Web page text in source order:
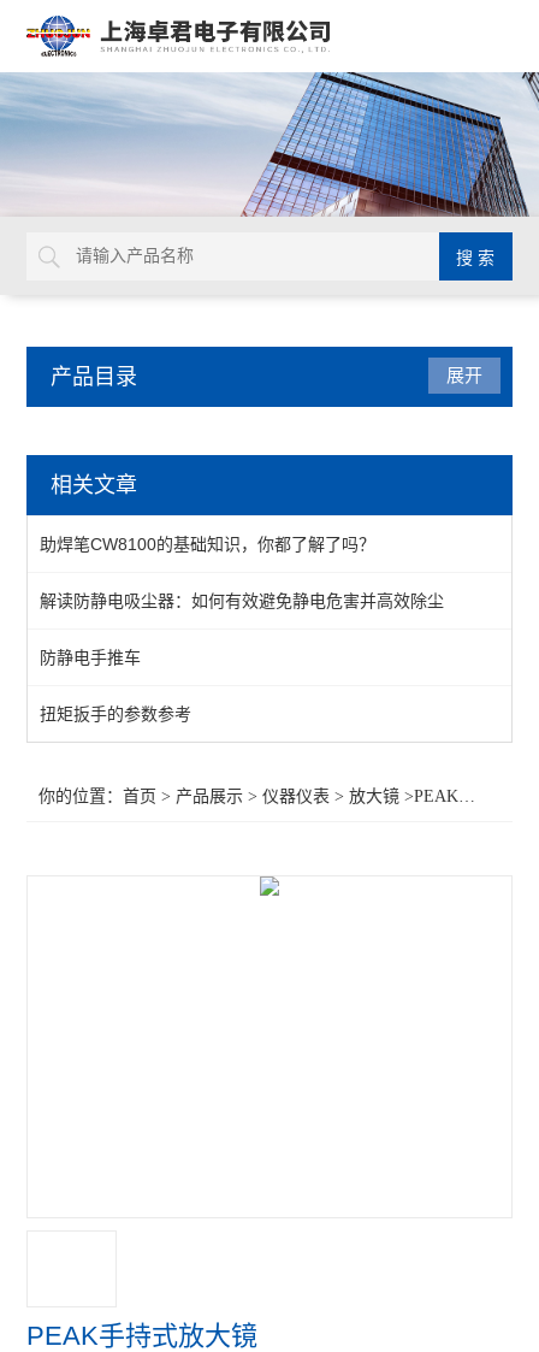
产品目录
LUXO放大台灯
数显温湿度计
红外线温度计
固伟数字存储示波器
工业万用表
展开
相关文章
助焊笔CW8100的基础知识，你都了解了吗？
解读防静电吸尘器：如何有效避免静电危害并高效除尘
防静电手推车
扭矩扳手的参数参考
你的位置：首页 > 产品展示 >仪器仪表 >放大镜 >PEAK手持式放大镜
PEAK手持式放大镜